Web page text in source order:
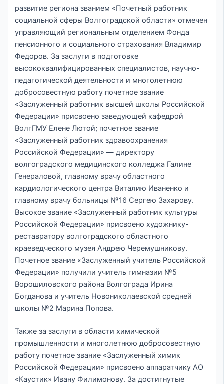
развитие региона званием «Почетный работник
социальной сферы Волгоградской области» отмечен
управляющий региональным отделением Фонда
пенсионного и социального страхования Владимир
Федоров. За заслуги в подготовке
высококвалифицированных специалистов, научно-
педагогической деятельности и многолетнюю
добросовестную работу почетное звание
«Заслуженный работник высшей школы Российской
Федерации» присвоено заведующей кафедрой
ВолгГМУ Елене Лютой; почетное звание
«Заслуженный работник здравоохранения
Российской Федерации» — директору
волгоградского медицинского колледжа Галине
Генераловой, главному врачу областного
кардиологического центра Виталию Иваненко и
главному врачу больницы №16 Сергею Захарову.
Высокое звание «Заслуженный работник культуры
Российской Федерации» присвоено художнику-
реставратору волгоградского областного
краеведческого музея Андрею Черемушникову.
Почетное звание «Заслуженный учитель Российской
Федерации» получили учитель гимназии №5
Ворошиловского района Волгограда Ирина
Богданова и учитель Новониколаевской средней
школы №2 Марина Попова.
Также за заслуги в области химической
промышленности и многолетнюю добросовестную
работу почетное звание «Заслуженный химик
Российской Федерации» присвоено аппаратчику АО
«Каустик» Ивану Филимонову. За достигнутые